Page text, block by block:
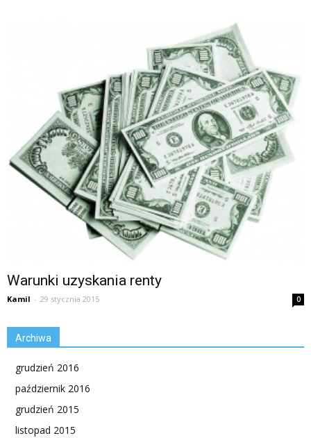
Warunki uzyskania renty
Kamil - 29 stycznia 2015 0
Archiwa
grudzień 2016
październik 2016
grudzień 2015
listopad 2015